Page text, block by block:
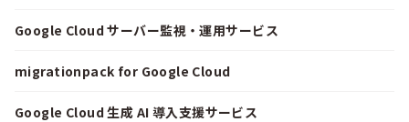
Google Cloud サーバー監視・運用サービス
migrationpack for Google Cloud
Google Cloud 生成 AI 導入支援サービス